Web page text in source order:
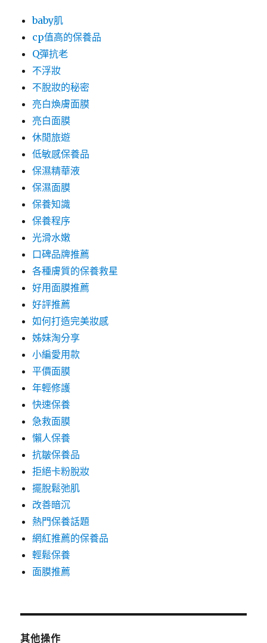
baby肌
cp值高的保養品
Q彈抗老
不浮妝
不脫妝的秘密
亮白煥膚面膜
亮白面膜
休閒旅遊
低敏感保養品
保濕精華液
保濕面膜
保養知識
保養程序
光滑水嫩
口碑品牌推薦
各種膚質的保養救星
好用面膜推薦
好評推薦
如何打造完美妝感
姊妹淘分享
小編愛用款
平價面膜
年輕修護
快速保養
急救面膜
懶人保養
抗皺保養品
拒絕卡粉脫妝
擺脫鬆弛肌
改善暗沉
熱門保養話題
網紅推薦的保養品
輕鬆保養
面膜推薦
其他操作